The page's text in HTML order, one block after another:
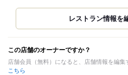
この店舗のオーナーですか？
店舗会員（無料）になると、店舗情報を編集
こちら